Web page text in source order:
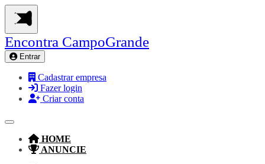
Encontra CampoGrande
Entrar
Cadastrar empresa
Fazer login
Criar conta
HOME
ANUNCIE